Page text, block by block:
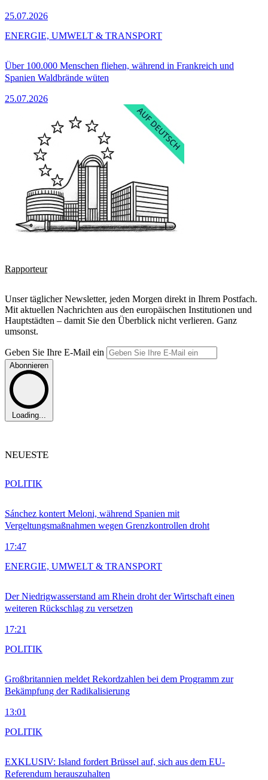
25.07.2026
Über 100.000 Menschen fliehen, während in Frankreich und
Spanien Waldbrände wüten
25.07.2026
ENERGIE, UMWELT & TRANSPORT
Rapporteur
Unser täglicher Newsletter, jeden Morgen direkt in Ihrem Postfach.
Mit aktuellen Nachrichten aus den europäischen Institutionen und
Hauptstädten – damit Sie den Überblick nicht verlieren. Ganz
umsonst.
Geben Sie Ihre E-Mail ein
Abonnieren
Loading...
NEUESTE
Sánchez kontert Meloni, während Spanien mit
Vergeltungsmaßnahmen wegen Grenzkontrollen droht
17:47
POLITIK
Der Niedrigwasserstand am Rhein droht der Wirtschaft einen
weiteren Rückschlag zu versetzen
17:21
ENERGIE, UMWELT & TRANSPORT
Großbritannien meldet Rekordzahlen bei dem Programm zur
Bekämpfung der Radikalisierung
13:01
POLITIK
EXKLUSIV: Island fordert Brüssel auf, sich aus dem EU-
Referendum herauszuhalten
POLITIK